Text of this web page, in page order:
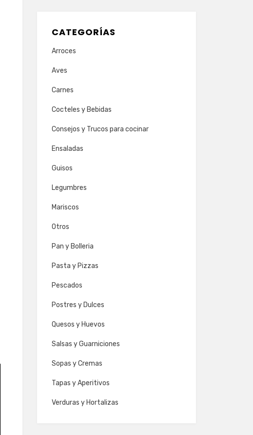
CATEGORÍAS
Arroces
Aves
Carnes
Cocteles y Bebidas
Consejos y Trucos para cocinar
Ensaladas
Guisos
Legumbres
Mariscos
Otros
Pan y Bolleria
Pasta y Pizzas
Pescados
Postres y Dulces
Quesos y Huevos
Salsas y Guarniciones
Sopas y Cremas
Tapas y Aperitivos
Verduras y Hortalizas